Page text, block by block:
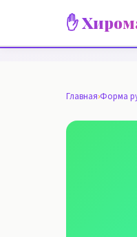
✋
Главная›Форма